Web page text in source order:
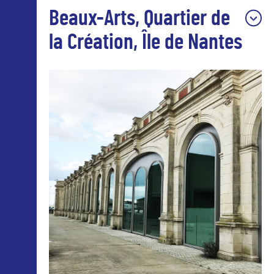
Beaux-Arts, Quartier de
la Création, Île de Nantes
L’école des beaux-arts de Nantes a quitté le
centre-ville pour rejoindre les halles 4 et 5 et
devenir un site majeur de l’enseignement
supérieur artistique.
De par sa situation stratégique au coeur du
Quartier de la création, l’École des beaux-arts
contribue activement au développement d’un
pôle d’excellence artistique au sein du réseau
des écoles sur l’île de Nantes dédié à
l’architecture, la communication, le design et le
numérique.
4 300 m² d’ateliers sont consacrés à la
recherche et à l’expérimentation dans tous le
domaines des arts visuels : pôles construction,
image et print. Plus de 400 étudiants (dont 30